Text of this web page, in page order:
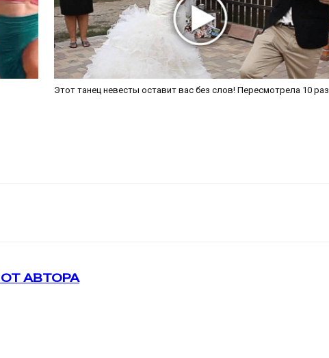
Этот танец невесты оставит вас без слов! Пересмотрела 10 раз
АВТОРА